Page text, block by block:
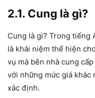
2.1. Cung là gì?
Cung là gì? Trong tiếng
là khái niệm thể hiện
vụ mà bên nhà cung
với những mức giá khác
xác định.